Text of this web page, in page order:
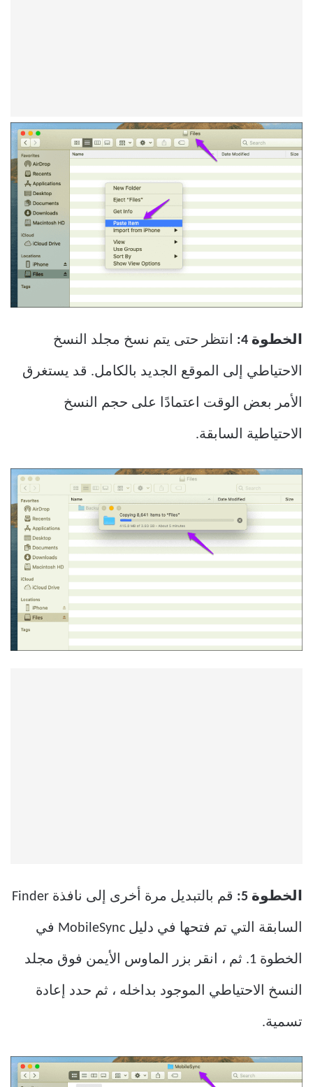
الخطوة 4: انتظر حتى يتم نسخ مجلد النسخ
الاحتياطي إلى الموقع الجديد بالكامل. قد يستغرق
الأمر بعض الوقت اعتمادًا على حجم النسخ
الاحتياطية السابقة.
الخطوة 5: قم بالتبديل مرة أخرى إلى نافذة Finder
السابقة التي تم فتحها في دليل MobileSync في
الخطوة 1. ثم ، انقر بزر الماوس الأيمن فوق مجلد
النسخ الاحتياطي الموجود بداخله ، ثم حدد إعادة
تسمية.